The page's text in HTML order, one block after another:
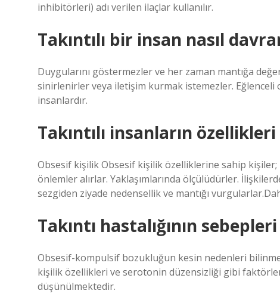
inhibitörleri) adı verilen ilaçlar kullanılır.
Takıntılı bir insan nasıl
Duygularını göstermezler ve her zaman mantığa
sinirlenirler veya iletişim kurmak istemezler. Eğlenceli
insanlardır.
Takıntılı insanların
Obsesif kişilik Obsesif kişilik özelliklerine sahip
önlemler alırlar. Yaklaşımlarında ölçülüdürler.
sezgiden ziyade nedensellik ve mantığı
Takıntı hastalığının
Obsesif-kompulsif bozukluğun kesin nedenleri
kişilik özellikleri ve serotonin düzensizliği gibi
düşünülmektedir.